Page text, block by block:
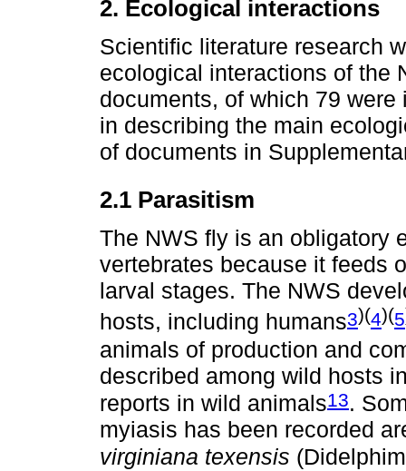
2. Ecological interactions
Scientific literature research
ecological interactions of the
documents, of which 79
in describing the main
of documents in
2.1 Parasitism
The NWS fly is an obligatory
vertebrates because it feeds
larval stages. The NWS
hosts, including humans3)(4)(5
animals of production and
described among wild hosts
reports in wild animals13.
myiasis has been recorded
virginiana texensis